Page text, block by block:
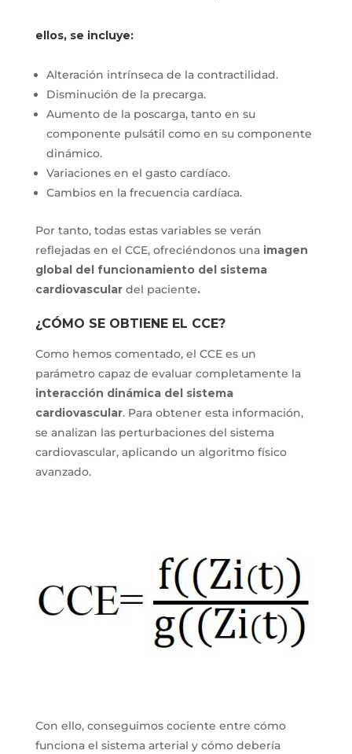
ellos, se incluye:
Alteración intrínseca de la contractilidad.
Disminución de la precarga.
Aumento de la poscarga, tanto en su
componente pulsátil como en su componente
dinámico.
Variaciones en el gasto cardíaco.
Cambios en la frecuencia cardíaca.
Por tanto, todas estas variables se verán
reflejadas en el CCE, ofreciéndonos una imagen
global del funcionamiento del sistema
cardiovasculardel paciente.
¿CÓMO SE OBTIENE EL CCE?
Como hemos comentado, el CCE es un
parámetro capaz de evaluar completamente la
interacción dinámica del sistema
cardiovascular. Para obtener esta información,
se analizan las perturbaciones del sistema
cardiovascular, aplicando un algoritmo físico
avanzado.
Con ello, conseguimos cociente entre cómo
funciona el sistema arterial y cómo debería